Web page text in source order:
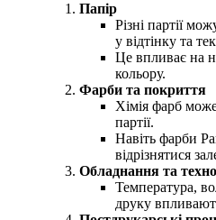
Папір
Різні партії
у відтінку та
Це впливає на
кольору.
Фарби та покриття
Хімія фарб
партії.
Навіть фарби
відрізнятися
Обладнання та
Температура,
друку